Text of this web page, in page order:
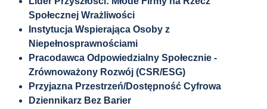
Społecznej Wrażliwości
Instytucja Wspierająca Osoby z
Niepełnosprawnościami
Pracodawca Odpowiedzialny Społecznie -
Zrównoważony Rozwój (CSR/ESG)
Przyjazna Przestrzeń/Dostępność Cyfrowa
Dziennikarz Bez Barier